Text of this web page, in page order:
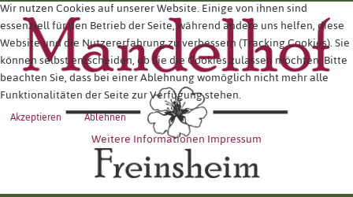
Wir nutzen Cookies auf unserer Website. Einige von ihnen sind
essenziell für den Betrieb der Seite, während andere uns helfen, diese
Website und die Nutzererfahrung zu verbessern (Tracking Cookies). Sie
können selbst entscheiden, ob Sie die Cookies zulassen möchten. Bitte
beachten Sie, dass bei einer Ablehnung womöglich nicht mehr alle
Funktionalitäten der Seite zur Verfügung stehen.
Akzeptieren Ablehnen
Weitere InformationenImpressum